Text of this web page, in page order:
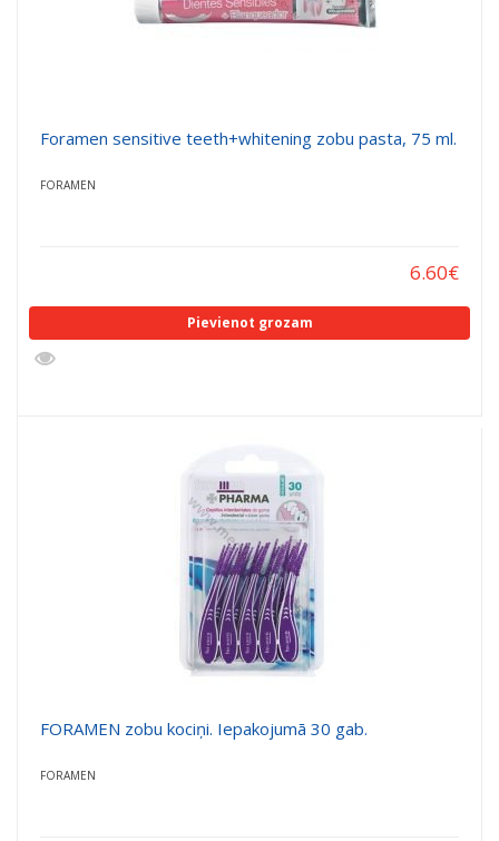
Foramen sensitive teeth+whitening zobu pasta, 75 ml.
FORAMEN
6.60€
Pievienot grozam
FORAMEN zobu kociņi. Iepakojumā 30 gab.
FORAMEN